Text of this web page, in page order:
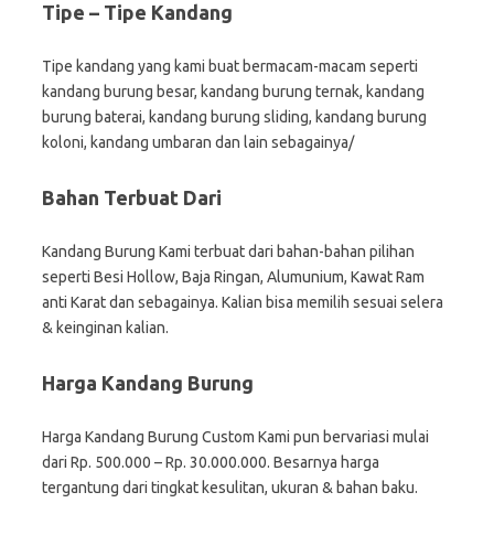
Tipe – Tipe Kandang
Tipe kandang yang kami buat bermacam-macam seperti
kandang burung besar, kandang burung ternak, kandang
burung baterai, kandang burung sliding, kandang burung
koloni, kandang umbaran dan lain sebagainya/
Bahan Terbuat Dari
Kandang Burung Kami terbuat dari bahan-bahan pilihan
seperti Besi Hollow, Baja Ringan, Alumunium, Kawat Ram
anti Karat dan sebagainya. Kalian bisa memilih sesuai selera
& keinginan kalian.
Harga Kandang Burung
Harga Kandang Burung Custom Kami pun bervariasi mulai
dari Rp. 500.000 – Rp. 30.000.000. Besarnya harga
tergantung dari tingkat kesulitan, ukuran & bahan baku.